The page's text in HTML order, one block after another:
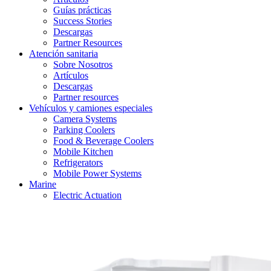
Guías prácticas
Success Stories
Descargas
Partner Resources
Atención sanitaria
Sobre Nosotros
Artículos
Descargas
Partner resources
Vehículos y camiones especiales
Camera Systems
Parking Coolers
Food & Beverage Coolers
Mobile Kitchen
Refrigerators
Mobile Power Systems
Marine
Electric Actuation